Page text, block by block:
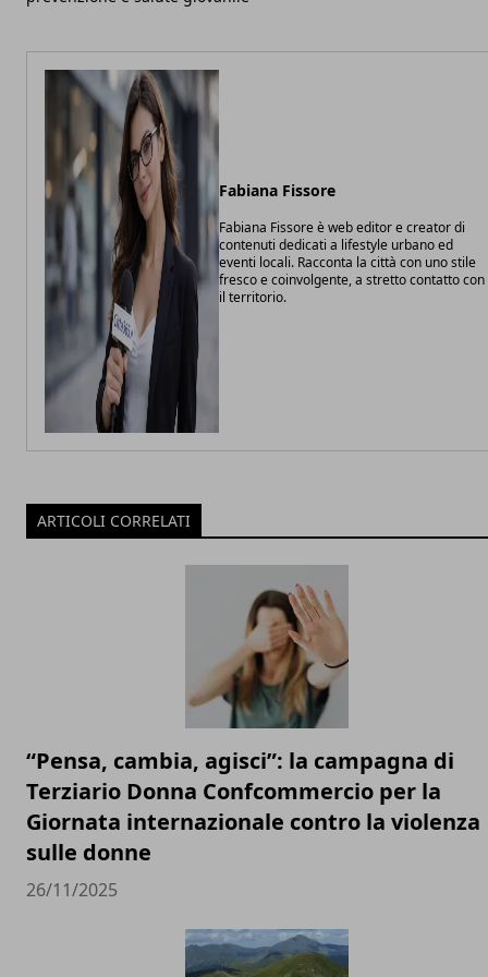
Fabiana Fissore
Fabiana Fissore è web editor e creator di
contenuti dedicati a lifestyle urbano ed
eventi locali. Racconta la città con uno stile
fresco e coinvolgente, a stretto contatto con
il territorio.
ARTICOLI CORRELATI
“Pensa, cambia, agisci”: la campagna di
Terziario Donna Confcommercio per la
Giornata internazionale contro la violenza
sulle donne
26/11/2025